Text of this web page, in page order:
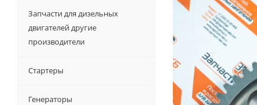
Запчасти для дизельных
двигателей другие
производители
Стартеры
Генераторы